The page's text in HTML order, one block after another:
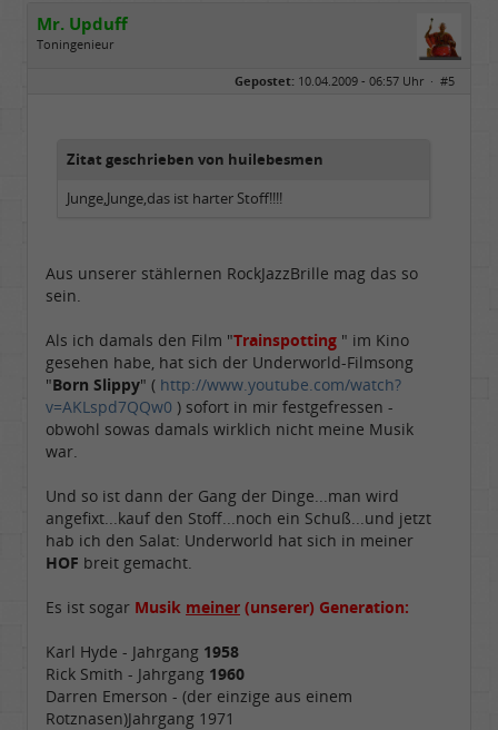
Mr. Upduff
Toningenieur
BasemountainhomeGepostet: 10.04.2009 - 06:57 Uhr · #5
Zitat geschrieben von huilebesmen
Junge,Junge,das ist harter Stoff!!!!
Aus unserer stählernen RockJazzBrille mag das so
sein.
Als ich damals den Film "Trainspotting " im Kino
gesehen habe, hat sich der Underworld-Filmsong
"Born Slippy" ( http://www.youtube.com/watch?
v=AKLspd7QQw0 ) sofort in mir festgefressen -
obwohl sowas damals wirklich nicht meine Musik
war.
Und so ist dann der Gang der Dinge...man wird
angefixt...kauf den Stoff...noch ein Schuß...und jetzt
hab ich den Salat: Underworld hat sich in meiner
HOF breit gemacht.
Es ist sogar Musik meiner (unserer) Generation:
Karl Hyde - Jahrgang 1958
Rick Smith - Jahrgang 1960
Darren Emerson - (der einzige aus einem
Rotznasen)Jahrgang 1971